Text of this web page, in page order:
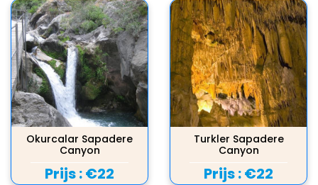
Okurcalar Sapadere
Canyon
Prijs :€22
Turkler Sapadere
Canyon
Prijs :€22